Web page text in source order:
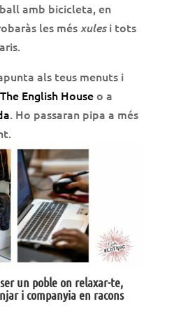
amb bicicleta, en
les mésxulesi tots
als teus menuts i
The English Houseo a
. Ho passaran pipa a més
un poble on relaxar-te,
i companyia en racons